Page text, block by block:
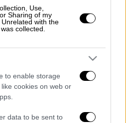
Use,
Sharing of my
with the
collected.
to enable storage
cookies on web or
data to be sent to
της καταστροφής από
στη Δυτική Αττική - Οι
κάηκαν και η επόμενη μέρα
ιατροδικαστική για τον 90χρονο
ο γιος του στον καταψύκτη -
παθολογικά»
της υπογεννητικότητας: 11
τη νέα σχολική χρονιά